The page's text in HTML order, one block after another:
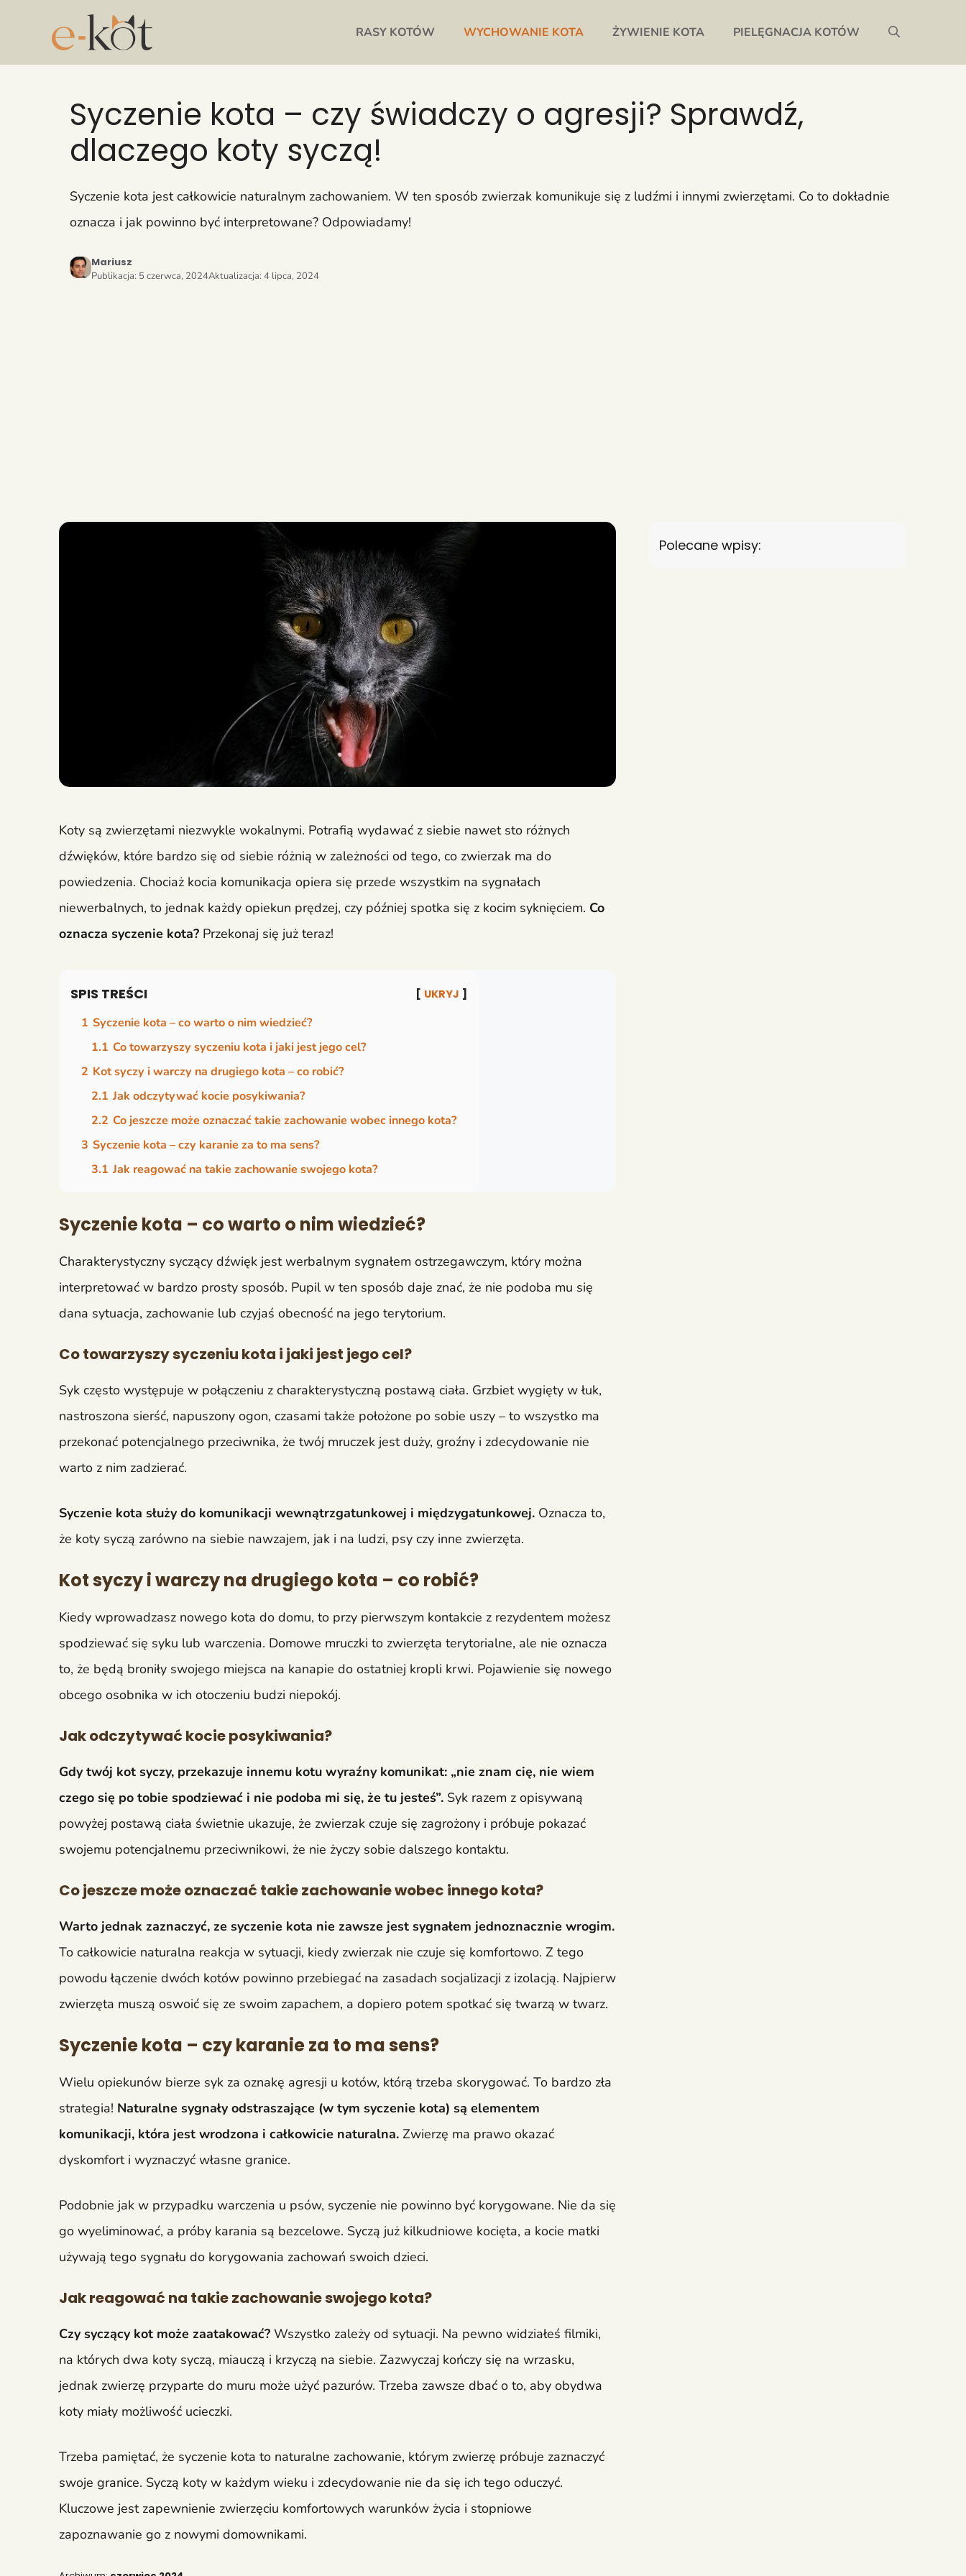
treści
RASY KOTÓW WYCHOWANIE KOTA ŻYWIENIE KOTA PIELĘGNACJA KOTÓW
Syczenie kota – czy świadczy o agresji? Sprawdź,
dlaczego koty syczą!
Syczenie kota jest całkowicie naturalnym zachowaniem. W ten sposób zwierzak komunikuje się z ludźmi i innymi zwierzętami. Co to dokładnie
oznacza i jak powinno być interpretowane? Odpowiadamy!
Mariusz
Publikacja: 5 czerwca, 2024Aktualizacja: 4 lipca, 2024
Koty są zwierzętami niezwykle wokalnymi. Potrafią wydawać z siebie nawet sto różnych
dźwięków, które bardzo się od siebie różnią w zależności od tego, co zwierzak ma do
powiedzenia. Chociaż kocia komunikacja opiera się przede wszystkim na sygnałach
niewerbalnych, to jednak każdy opiekun prędzej, czy później spotka się z kocim syknięciem. Co
oznacza syczenie kota? Przekonaj się już teraz!
SPIS TREŚCI UKRYJ
1 Syczenie kota – co warto o nim wiedzieć?
1.1 Co towarzyszy syczeniu kota i jaki jest jego cel?
2 Kot syczy i warczy na drugiego kota – co robić?
2.1 Jak odczytywać kocie posykiwania?
2.2 Co jeszcze może oznaczać takie zachowanie wobec innego kota?
3 Syczenie kota – czy karanie za to ma sens?
3.1 Jak reagować na takie zachowanie swojego kota?
Syczenie kota – co warto o nim wiedzieć?
Charakterystyczny syczący dźwięk jest werbalnym sygnałem ostrzegawczym, który można
interpretować w bardzo prosty sposób. Pupil w ten sposób daje znać, że nie podoba mu się
dana sytuacja, zachowanie lub czyjaś obecność na jego terytorium.
Co towarzyszy syczeniu kota i jaki jest jego cel?
Syk często występuje w połączeniu z charakterystyczną postawą ciała. Grzbiet wygięty w łuk,
nastroszona sierść, napuszony ogon, czasami także położone po sobie uszy – to wszystko ma
przekonać potencjalnego przeciwnika, że twój mruczek jest duży, groźny i zdecydowanie nie
warto z nim zadzierać.
Syczenie kota służy do komunikacji wewnątrzgatunkowej i międzygatunkowej. Oznacza to,
że koty syczą zarówno na siebie nawzajem, jak i na ludzi, psy czy inne zwierzęta.
Kot syczy i warczy na drugiego kota – co robić?
Kiedy wprowadzasz nowego kota do domu, to przy pierwszym kontakcie z rezydentem możesz
spodziewać się syku lub warczenia. Domowe mruczki to zwierzęta terytorialne, ale nie oznacza
to, że będą broniły swojego miejsca na kanapie do ostatniej kropli krwi. Pojawienie się nowego
obcego osobnika w ich otoczeniu budzi niepokój.
Jak odczytywać kocie posykiwania?
Gdy twój kot syczy, przekazuje innemu kotu wyraźny komunikat: „nie znam cię, nie wiem
czego się po tobie spodziewać i nie podoba mi się, że tu jesteś”. Syk razem z opisywaną
powyżej postawą ciała świetnie ukazuje, że zwierzak czuje się zagrożony i próbuje pokazać
swojemu potencjalnemu przeciwnikowi, że nie życzy sobie dalszego kontaktu.
Co jeszcze może oznaczać takie zachowanie wobec innego kota?
Warto jednak zaznaczyć, ze syczenie kota nie zawsze jest sygnałem jednoznacznie wrogim.
To całkowicie naturalna reakcja w sytuacji, kiedy zwierzak nie czuje się komfortowo. Z tego
powodu łączenie dwóch kotów powinno przebiegać na zasadach socjalizacji z izolacją. Najpierw
zwierzęta muszą oswoić się ze swoim zapachem, a dopiero potem spotkać się twarzą w twarz.
Syczenie kota – czy karanie za to ma sens?
Wielu opiekunów bierze syk za oznakę agresji u kotów, którą trzeba skorygować. To bardzo zła
strategia! Naturalne sygnały odstraszające (w tym syczenie kota) są elementem
komunikacji, która jest wrodzona i całkowicie naturalna. Zwierzę ma prawo okazać
dyskomfort i wyznaczyć własne granice.
Podobnie jak w przypadku warczenia u psów, syczenie nie powinno być korygowane. Nie da się
go wyeliminować, a próby karania są bezcelowe. Syczą już kilkudniowe kocięta, a kocie matki
używają tego sygnału do korygowania zachowań swoich dzieci.
Jak reagować na takie zachowanie swojego kota?
Czy syczący kot może zaatakować? Wszystko zależy od sytuacji. Na pewno widziałeś filmiki,
na których dwa koty syczą, miauczą i krzyczą na siebie. Zazwyczaj kończy się na wrzasku,
jednak zwierzę przyparte do muru może użyć pazurów. Trzeba zawsze dbać o to, aby obydwa
koty miały możliwość ucieczki.
Trzeba pamiętać, że syczenie kota to naturalne zachowanie, którym zwierzę próbuje zaznaczyć
swoje granice. Syczą koty w każdym wieku i zdecydowanie nie da się ich tego oduczyć.
Kluczowe jest zapewnienie zwierzęciu komfortowych warunków życia i stopniowe
zapoznawanie go z nowymi domownikami.
Polecane wpisy: